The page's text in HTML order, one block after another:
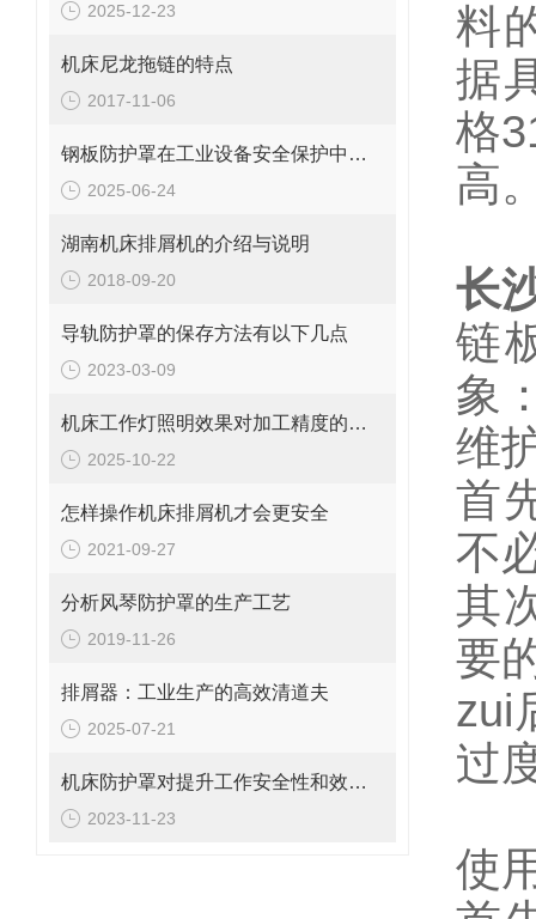
2025-12-23
机床尼龙拖链的特点
2017-11-06
钢板防护罩在工业设备安全保护中的应用与优化
2025-06-24
湖南机床排屑机的介绍与说明
2018-09-20
导轨防护罩的保存方法有以下几点
2023-03-09
机床工作灯照明效果对加工精度的深远影响
2025-10-22
怎样操作机床排屑机才会更安全
2021-09-27
分析风琴防护罩的生产工艺
2019-11-26
排屑器：工业生产的高效清道夫
2025-07-21
机床防护罩对提升工作安全性和效率的重要性探究
2023-11-23
料
据
格
高
长
链
象
维
首
不
其
要
zui
过
使